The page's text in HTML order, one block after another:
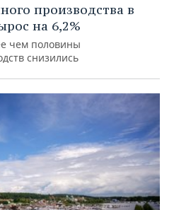
производства в
на 6,2%
чем половины
снизились